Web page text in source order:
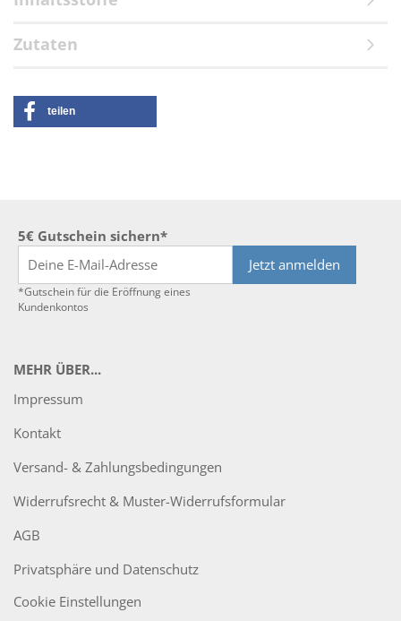
Zutaten
teilen
5€ Gutschein sichern*
Jetzt anmelden
*Gutschein für die Eröffnung eines
Kundenkontos
MEHR ÜBER...
Impressum
Kontakt
Versand- & Zahlungsbedingungen
Widerrufsrecht & Muster-Widerrufsformular
AGB
Privatsphäre und Datenschutz
Cookie Einstellungen